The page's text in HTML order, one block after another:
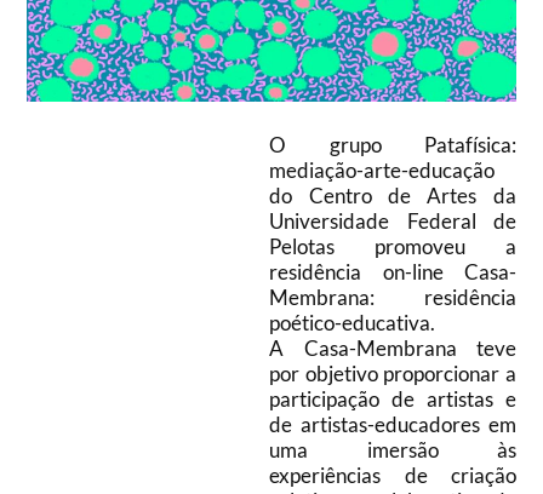
O grupo Patafísica:
mediação-arte-educação
do Centro de Artes da
Universidade Federal de
Pelotas promoveu a
residência on-line Casa-
Membrana: residência
poético-educativa.
A Casa-Membrana teve
por objetivo proporcionar a
participação de artistas e
de artistas-educadores em
uma imersão às
experiências de criação